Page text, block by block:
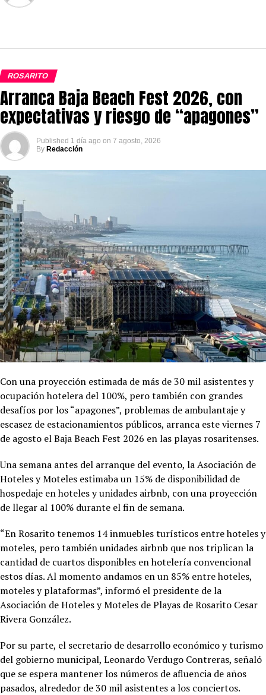
ROSARITO
Arranca Baja Beach Fest 2026, con
expectativas y riesgo de “apagones”
Published 1 día ago on 7 agosto, 2026
By Redacción
Con una proyección estimada de más de 30 mil asistentes y
ocupación hotelera del 100%, pero también con grandes
desafíos por los “apagones”, problemas de ambulantaje y
escasez de estacionamientos públicos, arranca este viernes 7
de agosto el Baja Beach Fest 2026 en las playas rosaritenses.
Una semana antes del arranque del evento, la Asociación de
Hoteles y Moteles estimaba un 15% de disponibilidad de
hospedaje en hoteles y unidades airbnb, con una proyección
de llegar al 100% durante el fin de semana.
“En Rosarito tenemos 14 inmuebles turísticos entre hoteles y
moteles, pero también unidades airbnb que nos triplican la
cantidad de cuartos disponibles en hotelería convencional
estos días. Al momento andamos en un 85% entre hoteles,
moteles y plataformas”, informó el presidente de la
Asociación de Hoteles y Moteles de Playas de Rosarito Cesar
Rivera González.
Por su parte, el secretario de desarrollo económico y turismo
del gobierno municipal, Leonardo Verdugo Contreras, señaló
que se espera mantener los números de afluencia de años
pasados, alrededor de 30 mil asistentes a los conciertos.